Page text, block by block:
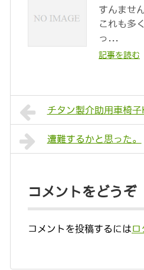
すんませ
これも多
っ...
記事を読む
チタン製介助用車椅
遭難するかと思った。
コメントをどうぞ
コメントを投稿するにはロ